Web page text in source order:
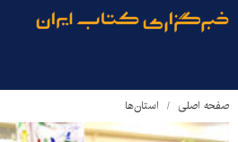
صفحه اصلی استان‌ها